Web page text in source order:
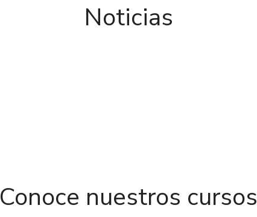
Noticias
Conoce nuestros cursos